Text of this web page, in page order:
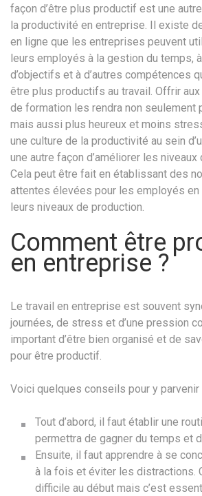
façon d’être plus productif est une
la productivité en entreprise. Il existe
en ligne que les entreprises peuvent
leurs employés à la gestion du temps,
d’objectifs et à d’autres compétences
être plus productifs au travail. Offrir
de formation les rendra non seulement
mais aussi plus heureux et moins
une culture de la productivité au sein
une autre façon d’améliorer les
Cela peut être fait en établissant des
attentes élevées pour les employés en
leurs niveaux de production.
Comment être
en entreprise ?
Le travail en entreprise est souvent
journées, de stress et d’une pression
important d’être bien organisé et de
pour être productif.
Voici quelques conseils pour y parvenir
Tout d’abord, il faut établir une
permettra de gagner du temps et
Ensuite, il faut apprendre à se
à la fois et éviter les distractions.
difficile au début mais c’est